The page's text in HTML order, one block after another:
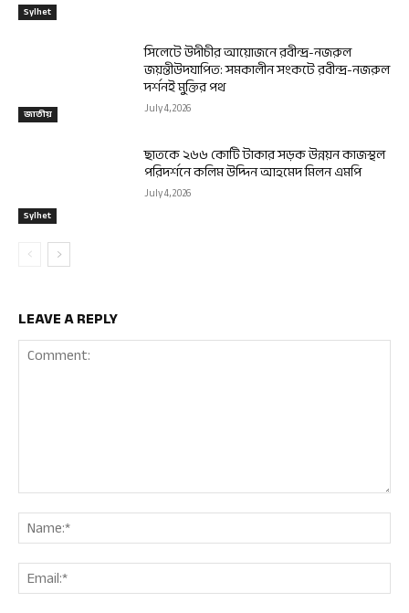
Sylhet
জাতীয়
সিলেটে উদীচীর আয়োজনে রবীন্দ্র-নজরুল
জয়ন্তীউদযাপিত: সমকালীন সংকটে রবীন্দ্র-নজরুল
দর্শনই মুক্তির পথ
July 4, 2026
Sylhet
ছাতকে ২৬৬ কোটি টাকার সড়ক উন্নয়ন কাজস্থল
পরিদর্শনে কলিম উদ্দিন আহমেদ মিলন এমপি
July 4, 2026
LEAVE A REPLY